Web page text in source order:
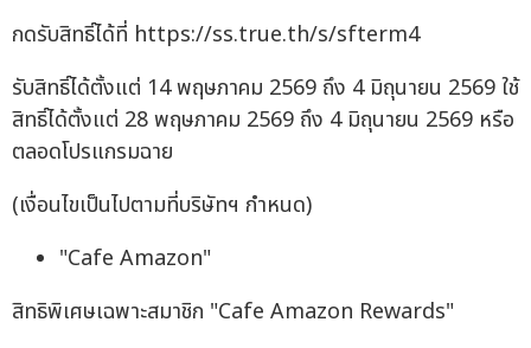
กดรับสิทธิ์ได้ที่ https://ss.true.th/s/sfterm4
รับสิทธิ์ได้ตั้งแต่ 14 พฤษภาคม 2569 ถึง 4 มิถุนายน 2569 ใช้
สิทธิ์ได้ตั้งแต่ 28 พฤษภาคม 2569 ถึง 4 มิถุนายน 2569 หรือ
ตลอดโปรแกรมฉาย
(เงื่อนไขเป็นไปตามที่บริษัทฯ กำหนด)
"Cafe Amazon"
สิทธิพิเศษเฉพาะสมาชิก "Cafe Amazon Rewards"